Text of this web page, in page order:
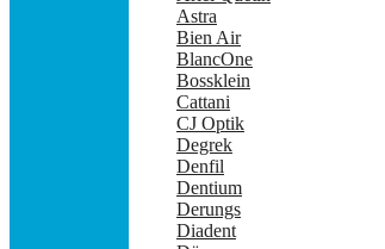
Astra
Bien Air
BlancOne
Bossklein
Cattani
CJ Optik
Degrek
Denfil
Dentium
Derungs
Diadent